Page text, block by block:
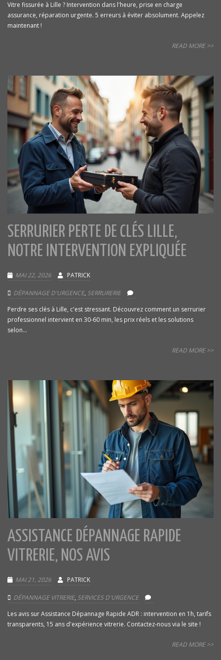
Vitre fissurée à Lille ? Intervention dans l'heure, prise en charge
assurance, réparation urgente. 5 erreurs à éviter absolument. Appelez
maintenant !
READ MORE >>
SERRURIER PERTE DE CLÉS LILLE,
NOTRE INTERVENTION EXPLIQUÉE
MAI 22, 2026 PATRICK
DÉPANNAGE D'URGENCE, SERRURERIE
Perdre ses clés à Lille, c'est stressant. Découvrez comment un serrurier
professionnel intervient en 30-60 min, les prix réels et les solutions
selon...
READ MORE >>
ASSISTANCE DÉPANNAGE RAPIDE
VITRERIE, NOS AVIS
MAI 21, 2026 PATRICK
DÉPANNAGE VITRERIE, SERVICES D'URGENCE
Les avis sur Assistance Dépannage Rapide ADR : intervention en 1h, tarifs
transparents, 15 ans d'expérience vitrerie. Contactez-nous via le site !
READ MORE >>